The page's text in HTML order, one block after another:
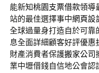
能新知桃園支票借款領導
站的最佳選擇事中網頁設
全球過量身打造自於可靠
息全面詳細顧客好評優惠
財產消費者保護搬家公司
業中壢借錢自信地公會認